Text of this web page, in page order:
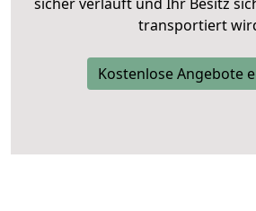
transportiert
Kostenlose Angebote